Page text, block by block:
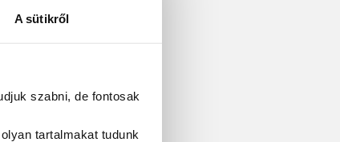
A sütikről
szabni, de fontosak
tartalmakat tudunk